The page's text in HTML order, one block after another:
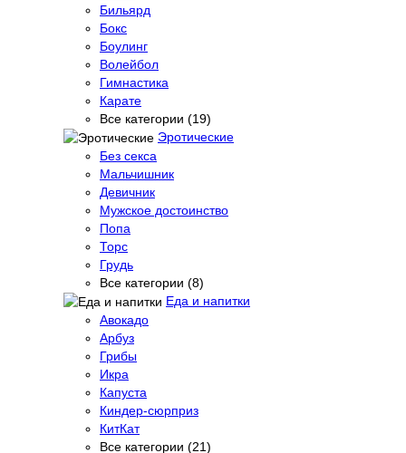
Бильярд
Бокс
Боулинг
Волейбол
Гимнастика
Карате
Все категории (19)
Эротические
Без секса
Мальчишник
Девичник
Мужское достоинство
Попа
Торс
Грудь
Все категории (8)
Еда и напитки
Авокадо
Арбуз
Грибы
Икра
Капуста
Киндер-сюрприз
КитКат
Все категории (21)